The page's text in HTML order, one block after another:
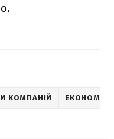
КОМПАНІЙ